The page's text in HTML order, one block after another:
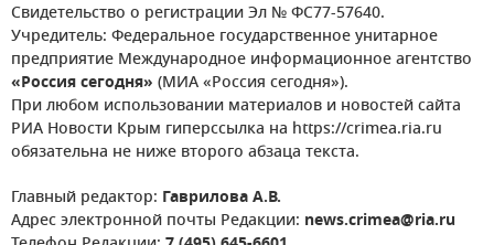
Свидетельство о регистрации Эл № ФС77-57640.
Учредитель: Федеральное государственное унитарное
предприятие Международное информационное агентство
«Россия сегодня» (МИА «Россия сегодня»).
При любом использовании материалов и новостей сайта
РИА Новости Крым гиперссылка на https://crimea.ria.ru
обязательна не ниже второго абзаца текста.
Главный редактор: Гаврилова А.В.
Адрес электронной почты Редакции: news.crimea@ria.ru